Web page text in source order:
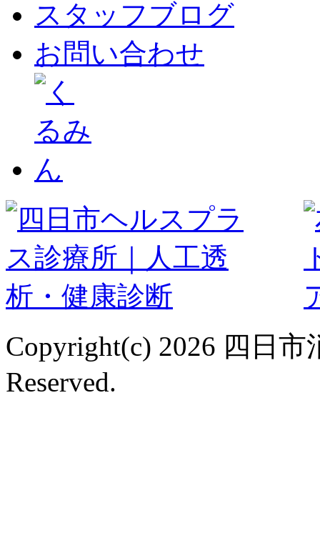
スタッフブログ
お問い合わせ
Copyright(c) 2026 四日
Reserved.